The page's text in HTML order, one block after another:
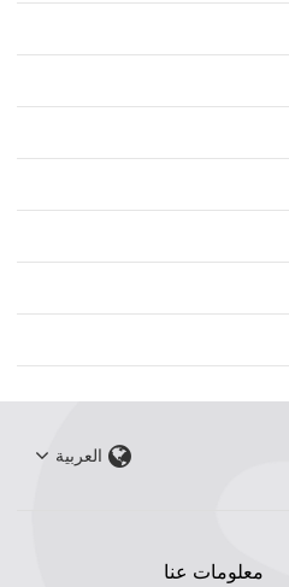
العربية
معلومات عنا